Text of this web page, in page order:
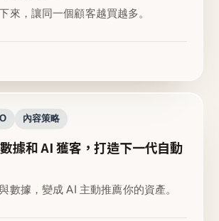
來，讓同一個顧客越買越多。
內容策略
據和 AI 獲客，打造下一代自動
數據，變成 AI 主動推薦你的資產。